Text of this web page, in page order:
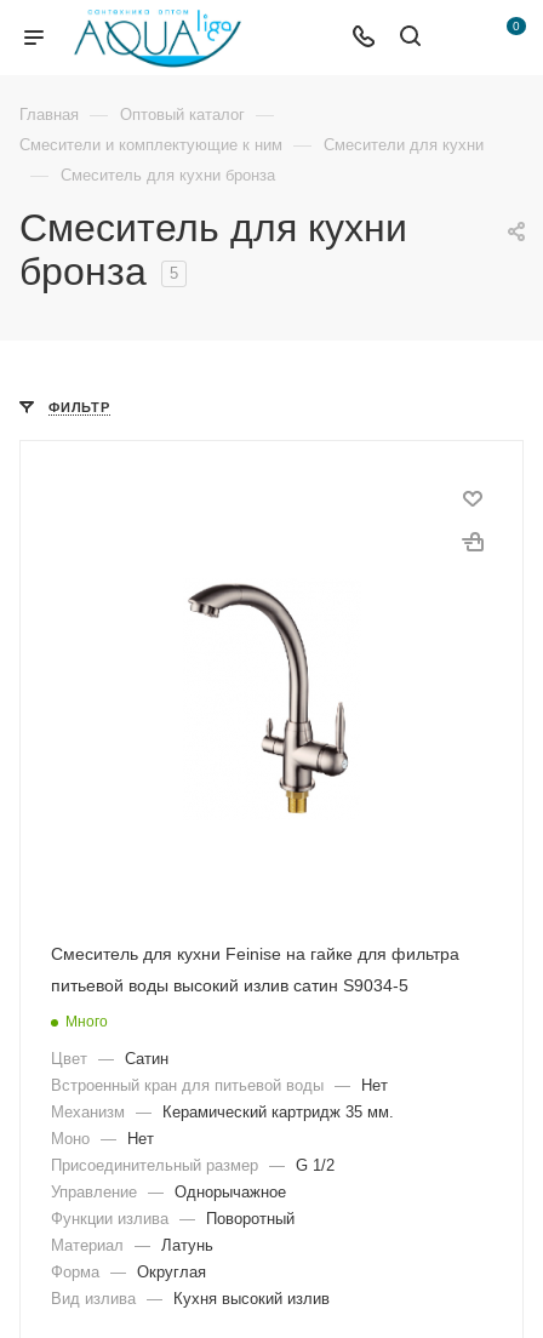
0
Главная — Оптовый каталог —
Смесители и комплектующие к ним — Смесители для кухни
— Смеситель для кухни бронза
Смеситель для кухни
бронза
5
ФИЛЬТР
Смеситель для кухни Feinise на гайке для фильтра
питьевой воды высокий излив сатин S9034-5
Много
Цвет — Сатин
Встроенный кран для питьевой воды —
Нет
Механизм
—
Керамический картридж 35 мм.
Моно —
Нет
Присоединительный размер — G 1/2
Управление — Однорычажное
Функции излива —
Поворотный
Материал
— Латунь
Форма — Округлая
Вид излива — Кухня высокий излив